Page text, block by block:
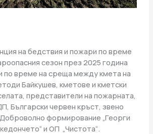
на бедствия и пожари по време
сезон през 2025 година
по време на среща между кмета на
Байкушев, кметове и кметски
представители на пожарната,
Български червен кръст, звено
формирование „Георги
и ОП „Чистота“.